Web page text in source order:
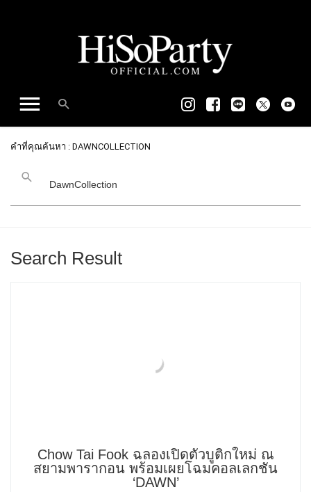
คำที่คุณค้นหา : DAWNCOLLECTION
Search Result
Chow Tai Fook ฉลองเปิดตัวบูติกใหม่ ณ
สยามพารากอน พร้อมเผยโฉมคอลเลกชัน
‘DAWN’